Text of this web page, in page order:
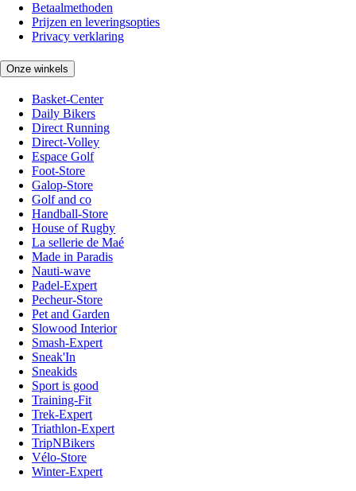
Betaalmethoden
Prijzen en leveringsopties
Privacy verklaring
Onze winkels
Basket-Center
Daily Bikers
Direct Running
Direct-Volley
Espace Golf
Foot-Store
Galop-Store
Golf and co
Handball-Store
House of Rugby
La sellerie de Maé
Made in Paradis
Nauti-wave
Padel-Expert
Pecheur-Store
Pet and Garden
Slowood Interior
Smash-Expert
Sneak'In
Sneakids
Sport is good
Training-Fit
Trek-Expert
Triathlon-Expert
TripNBikers
Vélo-Store
Winter-Expert